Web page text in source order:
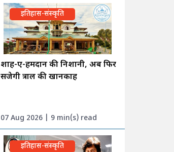
इतिहास-संस्कृति
शाह-ए-हमदान की निशानी, अब फिर
सजेगी त्राल की खानकाह
07 Aug 2026 | 9 min(s) read
इतिहास-संस्कृति